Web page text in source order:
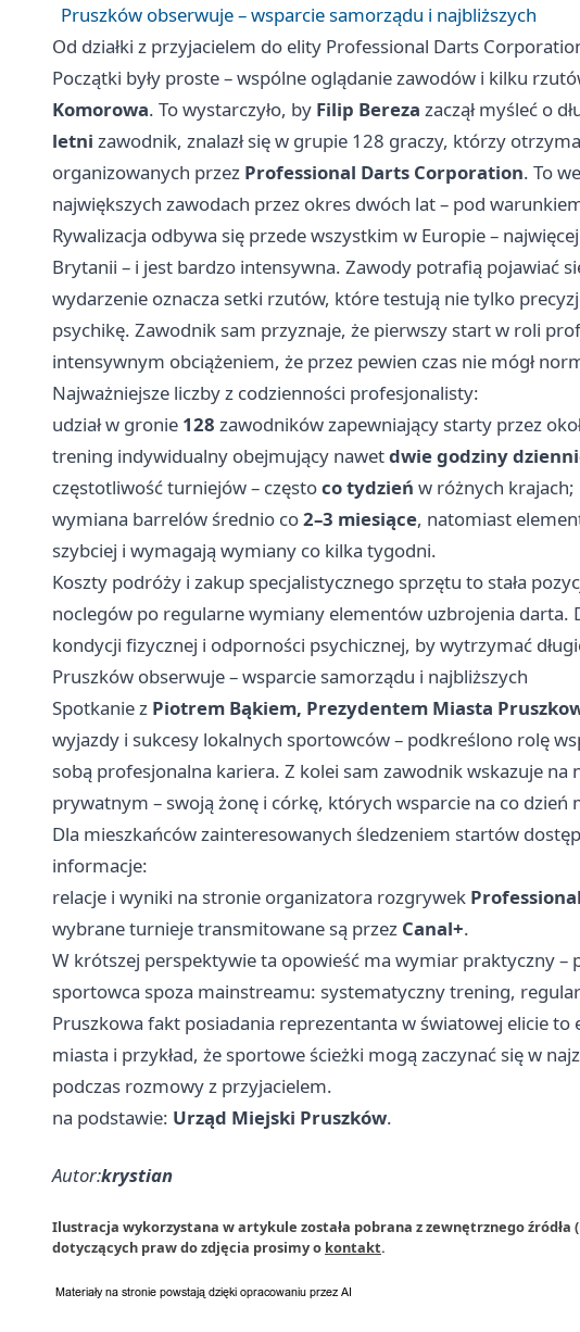
Pruszków obserwuje – wsparcie samorządu i najbliższych
Od działki z przyjacielem do elity Professional Darts
Początki były proste – wspólne oglądanie zawodów i kilku
Komorowa. To wystarczyło, by Filip Bereza zaczął myśleć o
letni zawodnik, znalazł się w grupie 128 graczy, którzy
organizowanych przez Professional Darts Corporation. To
największych zawodach przez okres dwóch lat – pod
Rywalizacja odbywa się przede wszystkim w Europie –
Brytanii – i jest bardzo intensywna. Zawody potrafią pojawiać
wydarzenie oznacza setki rzutów, które testują nie tylko
psychikę. Zawodnik sam przyznaje, że pierwszy start w roli
intensywnym obciążeniem, że przez pewien czas nie mógł
Najważniejsze liczby z codzienności profesjonalisty:
udział w gronie 128 zawodników zapewniający starty przez
trening indywidualny obejmujący nawetdwie godziny
częstotliwość turniejów – częstoco tydzień w różnych krajach;
wymiana barrelów średnio co2–3 miesiące, natomiast
szybciej i wymagają wymiany co kilka tygodni.
Koszty podróży i zakup specjalistycznego sprzętu to stała
noclegów po regularne wymiany elementów uzbrojenia darta.
kondycji fizycznej i odporności psychicznej, by wytrzymać
Pruszków obserwuje – wsparcie samorządu i najbliższych
Spotkanie z Piotrem Bąkiem, Prezydentem Miasta
wyjazdy i sukcesy lokalnych sportowców – podkreślono rolę
sobą profesjonalna kariera. Z kolei sam zawodnik wskazuje na
prywatnym – swoją żonę i córkę, których wsparcie na co dzień
Dla mieszkańców zainteresowanych śledzeniem startów
informacje:
relacje i wyniki na stronie organizatora rozgrywek
wybrane turnieje transmitowane są przez Canal+.
W krótszej perspektywie ta opowieść ma wymiar praktyczny –
sportowca spoza mainstreamu: systematyczny trening,
Pruszkowa fakt posiadania reprezentanta w światowej elicie
miasta i przykład, że sportowe ścieżki mogą zaczynać się w
podczas rozmowy z przyjacielem.
na podstawie: Urząd Miejski Pruszków.
Autor:krystian
Ilustracja wykorzystana w artykule została pobrana z zewnętrznego źródła
dotyczących praw do zdjęcia prosimy o kontakt.